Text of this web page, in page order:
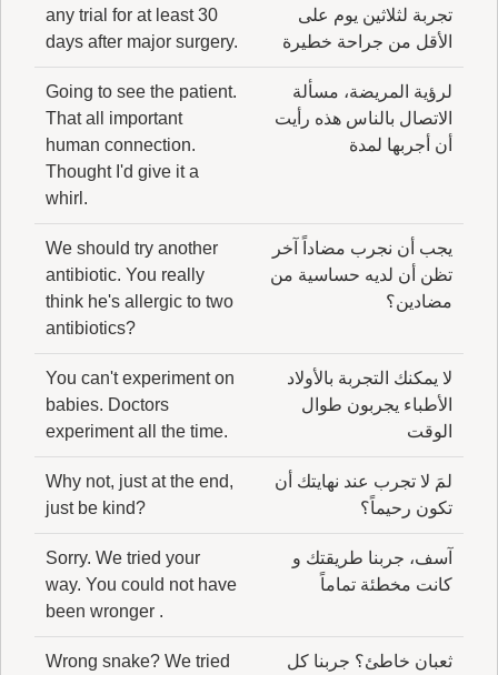
تجربة لثلاثين يوم على
الأقل من جراحة خطيرة
any trial for at least 30
days after major surgery.
لرؤية المريضة، مسألة
الاتصال بالناس هذه رأيت
أن أجربها لمدة
Going to see the patient.
That all important
human connection.
Thought I'd give it a
whirl.
يجب أن نجرب مضاداً آخر
تظن أن لديه حساسية من
مضادين؟
We should try another
antibiotic. You really
think he's allergic to two
antibiotics?
لا يمكنك التجربة بالأولاد
الأطباء يجربون طوال
الوقت
You can't experiment on
babies. Doctors
experiment all the time.
لمَ لا تجرب عند نهايتك أن
تكون رحيماً؟
Why not, just at the end,
just be kind?
آسف، جربنا طريقتك و
كانت مخطئة تماماً
Sorry. We tried your
way. You could not have
been wronger .
ثعبان خاطئ؟ جربنا كل Wrong snake? We tried